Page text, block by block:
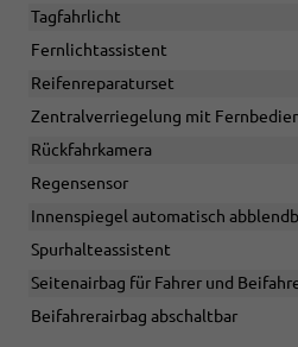
Tagfahrlicht
Fernlichtassistent
Reifenreparaturset
Zentralverriegelung mit
Rückfahrkamera
Regensensor
Innenspiegel automatisch
Spurhalteassistent
Seitenairbag für Fahrer und
Beifahrerairbag abschaltbar